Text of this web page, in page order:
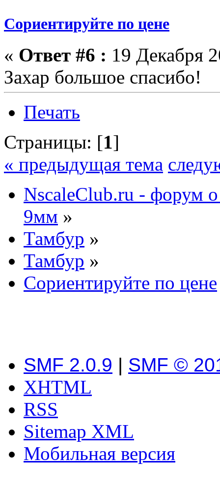
Сориентируйте по цене
« Ответ #6 : 19 Декабря
Захар большое спасибо!
Печать
Страницы: [1]
« предыдущая тема
NscaleClub.ru - форум
9мм »
Тамбур »
Тамбур »
Сориентируйте по цене
SMF 2.0.9 | SMF ©
XHTML
RSS
Sitemap XML
Мобильная версия